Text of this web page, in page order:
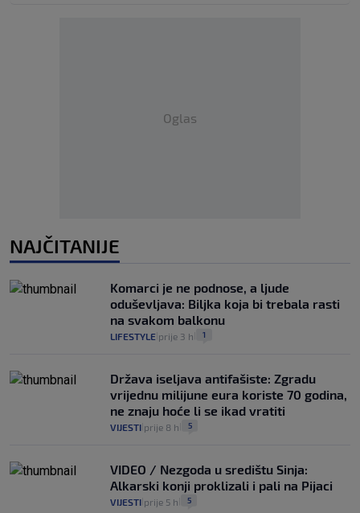
Oglas
NAJČITANIJE
Komarci je ne podnose, a ljude
oduševljava: Biljka koja bi trebala rasti
na svakom balkonu
LIFESTYLE prije 3 h 1
Država iseljava antifašiste: Zgradu
vrijednu milijune eura koriste 70 godina,
ne znaju hoće li se ikad vratiti
VIJESTI prije 8 h 5
VIDEO / Nezgoda u središtu Sinja:
Alkarski konji proklizali i pali na Pijaci
VIJESTI prije 5 h 5